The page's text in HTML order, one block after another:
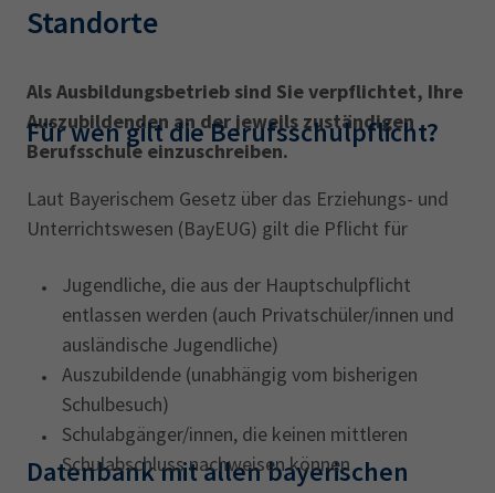
Service & Anträge
Über uns
Leichte Sprache
IHK regional
Karriere
IHK Akademie
Hier können Sie auch aus den meistgesuchten
34a 34c Ausbildungsvertrag
Fachwirt
AdA
34d
Prüfungstermine
Wirtschaftsfachwirt
34f
Negativerklärung
Sachkundeprüfung
Berichtsheft
AEVO
34i
Betriebswirt Prüfbericht
Standorte
Als Ausbildungsbetrieb sind Sie verpflichtet, Ihre
Auszubildenden an der jeweils zuständigen
Berufsschule einzuschreiben.
Für wen gilt die Berufsschulpflicht?
Laut Bayerischem Gesetz über das Erziehungs- und
Unterrichtswesen (BayEUG) gilt die Pflicht für
Jugendliche, die aus der Hauptschulpflicht
entlassen werden (auch Privatschüler/innen und
ausländische Jugendliche)
Auszubildende (unabhängig vom bisherigen
Schulbesuch)
Schulabgänger/innen, die keinen mittleren
Schulabschluss nachweisen können
Datenbank mit allen bayerischen